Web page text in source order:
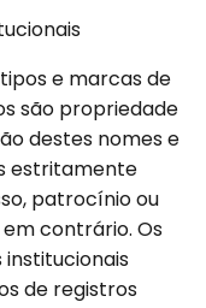
e marcas de
são propriedade
destes nomes e
estritamente
patrocínio ou
contrário. Os
de registros